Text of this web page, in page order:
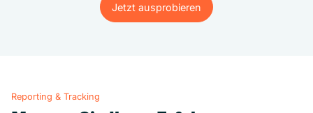
Jetzt ausprobieren
Jetzt ausprobieren
Reporting & Tracking